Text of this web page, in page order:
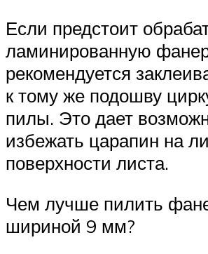
Если предстоит
ламинированную
рекомендуется
к тому же подошву
пилы. Это дает
избежать царапин на
поверхности листа.
Чем лучше пилить
шириной 9 мм?